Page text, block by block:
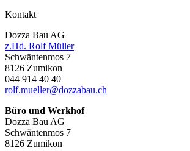
Kontakt
Dozza Bau AG
z.Hd. Rolf Müller
Schwäntenmos 7
8126 Zumikon
044 914 40 40
rolf.mueller@dozzabau.ch
Büro und Werkhof
Dozza Bau AG
Schwäntenmos 7
8126 Zumikon